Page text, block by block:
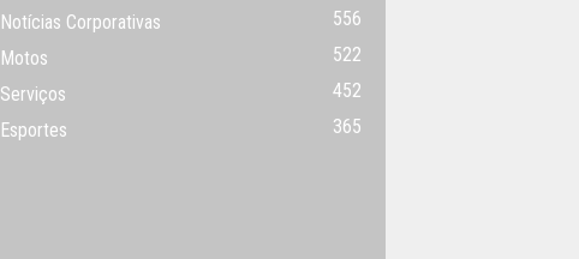
Notícias Corporativas
556
Motos
522
Serviços
452
Esportes
365